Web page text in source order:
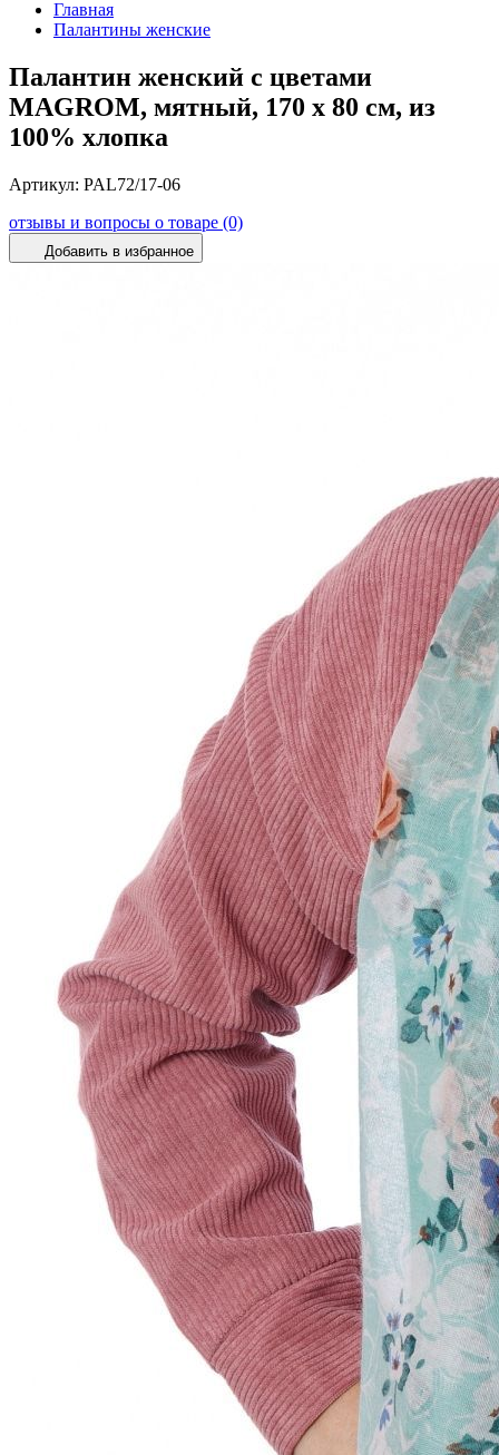
Главная
Палантины женские
Палантин женский с цветами
MAGROM, мятный, 170 х 80 см, из
100% хлопка
Артикул: PAL72/17-06
отзывы и вопросы о товаре (0)
Добавить в избранное